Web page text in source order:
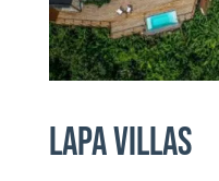
Lapa villas